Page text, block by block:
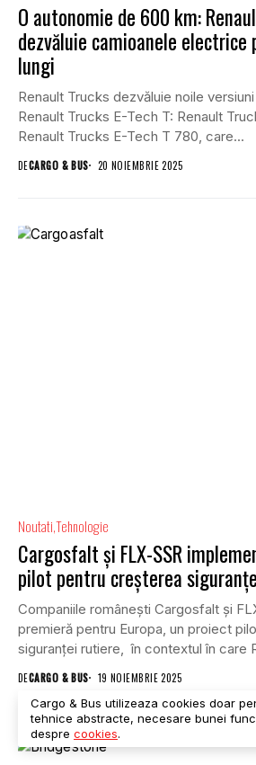
O autonomie de 600 km:
dezvăluie camioanele
lungi
Renault Trucks dezvăluie noile
Renault Trucks E-Tech T: Renault
Renault Trucks E-Tech T 780, care...
DECARGO & BUS 20 NOIEMBRIE 2025
NoutatiTehnologie
Cargosfalt și FLX-SSR
pilot pentru creșterea
Companiile românești Cargosfalt și
premieră pentru Europa, un proiect
siguranței rutiere, în contextul în care
DECARGO & BUS
19 NOIEMBRIE 2025
Cargo & Bus utilizeaza cookies doar
tehnice abstracte, necesare bunei
despre cookies.